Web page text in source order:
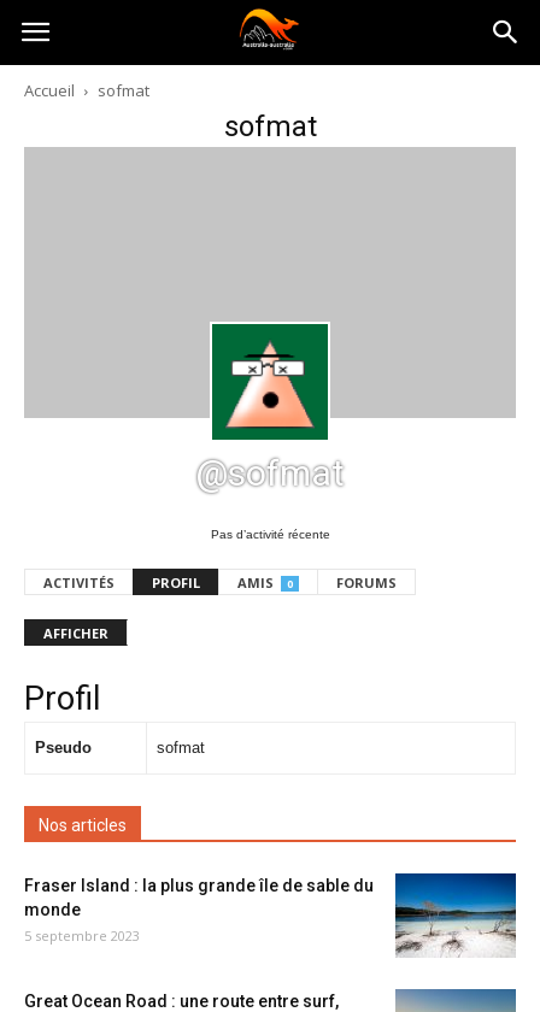
Australia-
australie.com
Accueil sofmat
sofmat
@sofmat
Pas d’activité récente
ACTIVITÉS PROFIL AMIS 0 FORUMS
AFFICHER
Profil
Pseudo sofmat
Nos articles
Fraser Island : la plus grande île de sable du
monde
5 septembre 2023
Great Ocean Road : une route entre surf,